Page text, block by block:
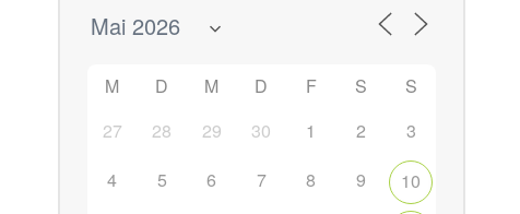
Office 365 Outlook Live
M D M D F S
S
27
28 29 30 1 2
3
4
5 6 7 8 9
10